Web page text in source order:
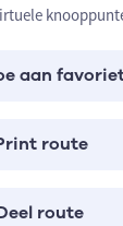
aan
route
route